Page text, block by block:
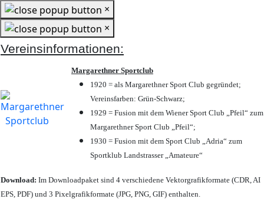
×
×
Vereinsinformationen:
Margarethner Sportclub
1920 = als Margarethner Sport Club gegründet;
Vereinsfarben: Grün-Schwarz;
1929 = Fusion mit dem Wiener Sport Club „Pfeil“ zum
Margarethner Sport Club „Pfeil“;
1930 = Fusion mit dem Sport Club „Adria“ zum
Sportklub Landstrasser „Amateure“
Download: Im Downloadpaket sind 4 verschiedene Vektorgrafikformate (CDR, AI
EPS, PDF) und 3 Pixelgrafikformate (JPG, PNG, GIF) enthalten.